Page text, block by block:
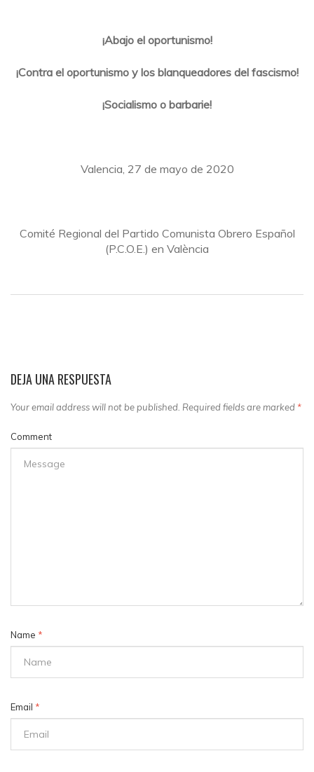
¡Abajo el oportunismo!
¡Contra el oportunismo y los blanqueadores del fascismo!
¡Socialismo o barbarie!
Valencia, 27 de mayo de 2020
Comité Regional del Partido Comunista Obrero Español
(P.C.O.E.) en València
DEJA UNA RESPUESTA
Your email address will not be published. Required fields are marked *
Comment
Name *
Email *